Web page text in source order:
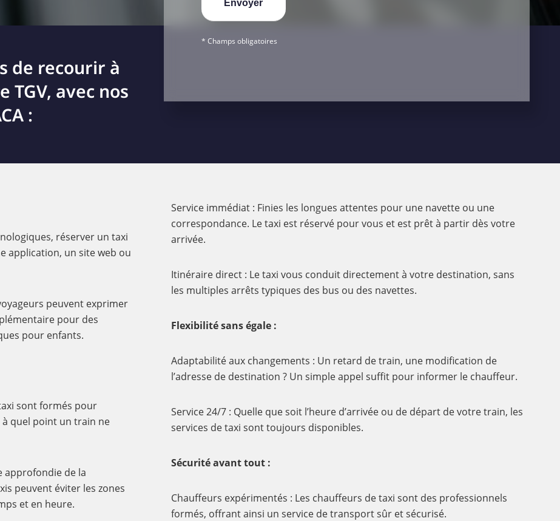
de recourir à
avec nos
:
* Champs obligatoires
réserver un taxi
application, un site web ou
peuvent exprimer
pour des
pour enfants.
sont formés pour
quel point un train ne
approfondie de la
peuvent éviter les zones
et en heure.
Service immédiat : Finies les longues attentes pour une navette ou une
correspondance. Le taxi est réservé pour vous et est prêt à partir dès votre
arrivée.
Itinéraire direct : Le taxi vous conduit directement à votre destination, sans
les multiples arrêts typiques des bus ou des navettes.
Flexibilité sans égale :
Adaptabilité aux changements : Un retard de train, une modification de
l’adresse de destination ? Un simple appel suffit pour informer le chauffeur.
Service 24/7 : Quelle que soit l’heure d’arrivée ou de départ de votre train, les
services de taxi sont toujours disponibles.
Sécurité avant tout :
Chauffeurs expérimentés : Les chauffeurs de taxi sont des professionnels
formés, offrant ainsi un service de transport sûr et sécurisé.